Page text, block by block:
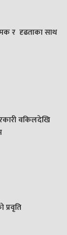
र दृढताका साथ
वकिलदेखि
प्रवृति